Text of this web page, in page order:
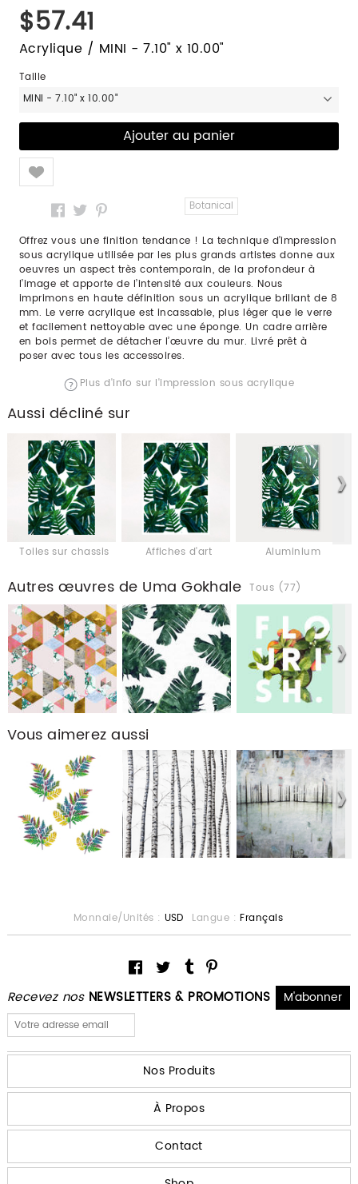
$57.41
Acrylique / MINI - 7.10" x 10.00"
Taille
MINI - 7.10" x 10.00"
Like
Botanical
Offrez vous une finition tendance ! La technique d’impression
sous acrylique utilisée par les plus grands artistes donne aux
oeuvres un aspect très contemporain, de la profondeur à
l’image et apporte de l’intensité aux couleurs. Nous
imprimons en haute définition sous un acrylique brillant de 8
mm. Le verre acrylique est incassable, plus léger que le verre
et facilement nettoyable avec une éponge. Un cadre arrière
en bois permet de détacher l’œuvre du mur. Livré prêt à
poser avec tous les accessoires.
Plus d'info sur l'impression sous acrylique
Aussi décliné sur
Toiles sur chassis Affiches d'art Aluminium
Autres œuvres de Uma Gokhale Tous (77)
Vous aimerez aussi
Recevez nos NEWSLETTERS & PROMOTIONS
Monnaie/Unités : USD Langue : Français
Nos Produits
À Propos
Contact